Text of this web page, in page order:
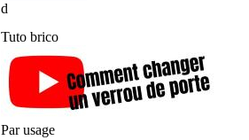
d
Tuto brico
Par usage